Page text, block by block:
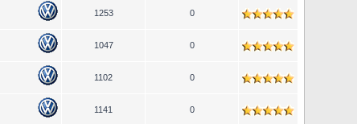
1253 0
1047 0
1102 0
1141 0